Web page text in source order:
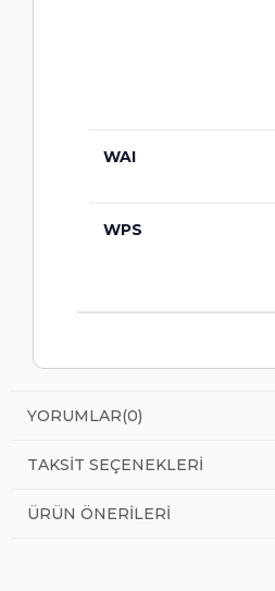
WAI
WPS
YORUMLAR(0)
TAKSIT SEÇENEKLERI
ÜRÜN ÖNERILERI